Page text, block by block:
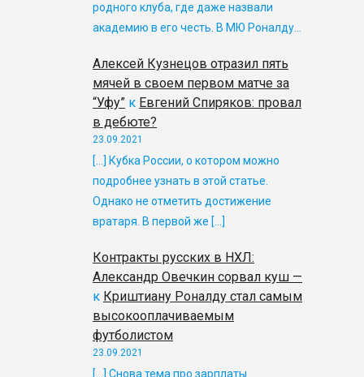
родного клуба, где даже назвали
академию в его честь. В МЮ Роналду…
Алексей Кузнецов отразил пять
мячей в своем первом матче за
“Уфу” к Евгений Спиряков: провал
в дебюте?
23.09.2021
[…] Кубка России, о котором можно
подробнее узнать в этой статье.
Однако не отметить достижение
вратаря. В первой же […]
Контракты русских в НХЛ:
Александр Овечкин сорвал куш —
к Криштиану Роналду стал самым
высокооплачиваемым
футболистом
23.09.2021
[…] Снова тема про зарплаты